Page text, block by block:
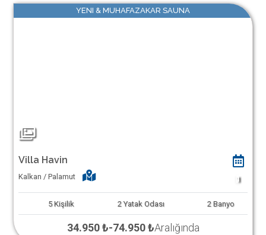
YENI & MUHAFAZAKAR SAUNA
Villa Havin
Kalkan / Palamut 1
5 Kişilik 2 Yatak Odası 2 Banyo
34.950 ₺-74.950 ₺Aralığında